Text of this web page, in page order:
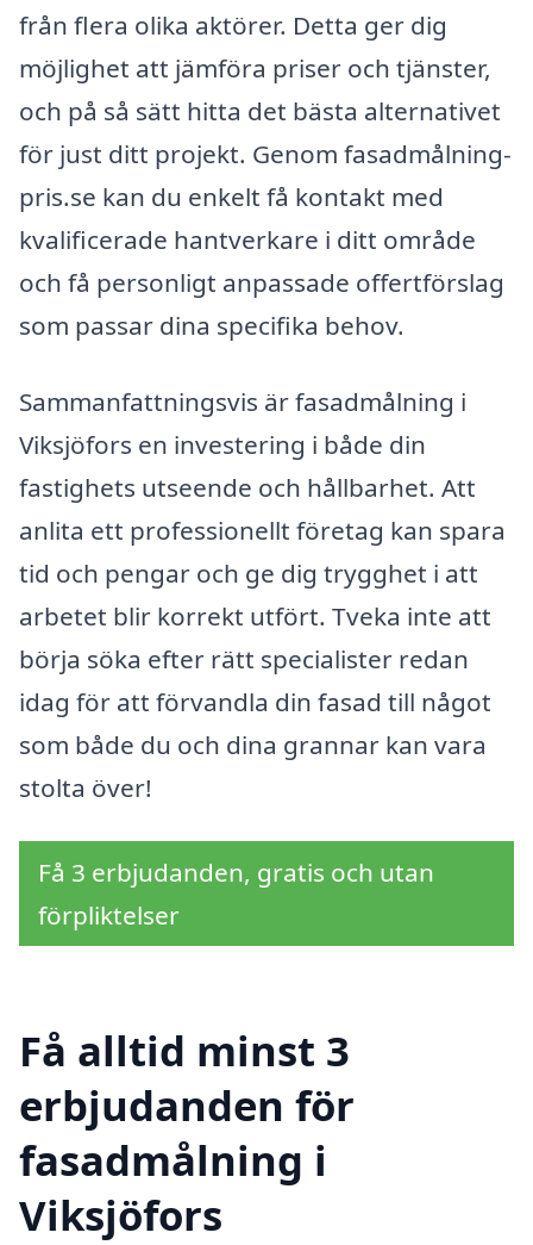
från flera olika aktörer. Detta ger dig
möjlighet att jämföra priser och tjänster,
och på så sätt hitta det bästa alternativet
för just ditt projekt. Genom fasadmålning-
pris.se kan du enkelt få kontakt med
kvalificerade hantverkare i ditt område
och få personligt anpassade offertförslag
som passar dina specifika behov.
Sammanfattningsvis är fasadmålning i
Viksjöfors en investering i både din
fastighets utseende och hållbarhet. Att
anlita ett professionellt företag kan spara
tid och pengar och ge dig trygghet i att
arbetet blir korrekt utfört. Tveka inte att
börja söka efter rätt specialister redan
idag för att förvandla din fasad till något
som både du och dina grannar kan vara
stolta över!
Få 3 erbjudanden, gratis och utan
förpliktelser
Få alltid minst 3
erbjudanden för
fasadmålning i
Viksjöfors